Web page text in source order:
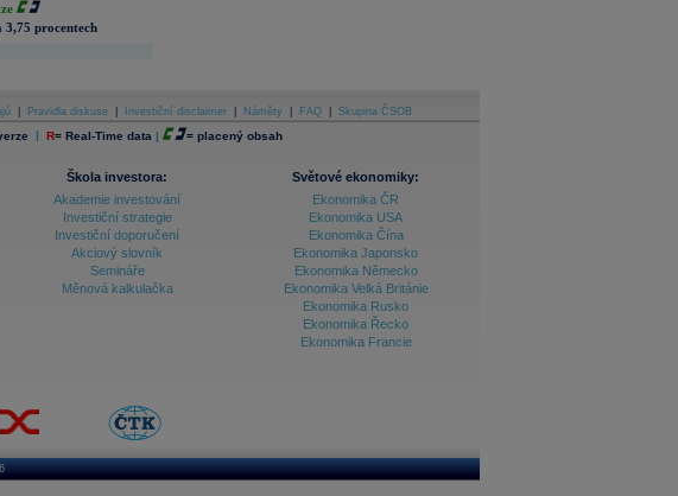
procentech
Pravidla diskuse Investiční disclaimer Náměty FAQ Skupina ČSOB
| R= Real-Time data | = placený obsah
Škola investora:
Akademie investování
Investiční strategie
Investiční doporučení
Akciový slovník
Semináře
Měnová kalkulačka
Světové ekonomiky:
Ekonomika ČR
Ekonomika USA
Ekonomika Čína
Ekonomika Japonsko
Ekonomika Německo
Ekonomika Velká Británie
Ekonomika Rusko
Ekonomika Řecko
Ekonomika Francie